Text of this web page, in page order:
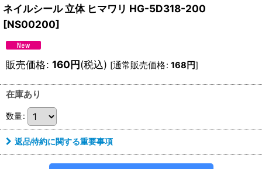
ネイルシール 立体 ヒマワリ HG-5D318-200
[NS00200]
販売価格: 160円(税込) [通常販売価格: 168 円]
在庫あり
数量:
返品特約に関する重要事項